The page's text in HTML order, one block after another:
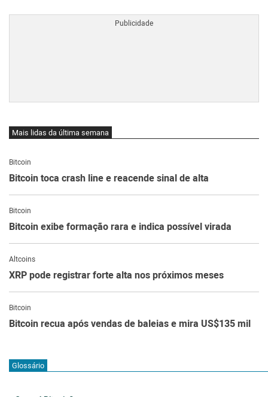
Mais lidas da última semana
Bitcoin
Bitcoin toca crash line e reacende sinal de alta
Bitcoin
Bitcoin exibe formação rara e indica possível virada
Altcoins
XRP pode registrar forte alta nos próximos meses
Bitcoin
Bitcoin recua após vendas de baleias e mira US$135 mil
Glossário